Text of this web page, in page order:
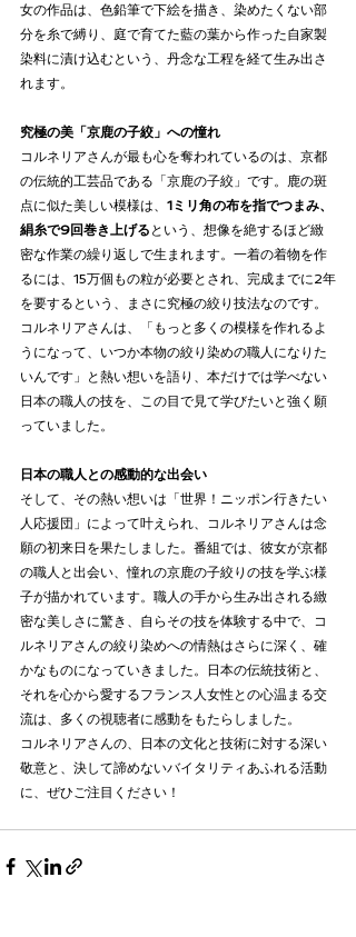
女の作品は、色鉛筆で下絵を描き、染めたくない部
分を糸で縛り、庭で育てた藍の葉から作った自家製
染料に漬け込むという、丹念な工程を経て生み出さ
れます。
究極の美「京鹿の子絞」への憧れ
コルネリアさんが最も心を奪われているのは、京都
の伝統的工芸品である「京鹿の子絞」です。鹿の斑
点に似た美しい模様は、 1ミリ角の布を指でつまみ、
絹糸で9回巻き上げる という、想像を絶するほど緻
密な作業の繰り返しで生まれます。一着の着物を作
るには、15万個もの粒が必要とされ、完成までに2年
を要するという、まさに究極の絞り技法なのです。
コルネリアさんは、「もっと多くの模様を作れるよ
うになって、いつか本物の絞り染めの職人になりた
いんです」と熱い想いを語り、本だけでは学べない
日本の職人の技を、この目で見て学びたいと強く願
っていました。
日本の職人との感動的な出会い
そして、その熱い想いは「世界！ニッポン行きたい
人応援団」によって叶えられ、コルネリアさんは念
願の初来日を果たしました。番組では、彼女が京都
の職人と出会い、憧れの京鹿の子絞りの技を学ぶ様
子が描かれています。職人の手から生み出される緻
密な美しさに驚き、自らその技を体験する中で、コ
ルネリアさんの絞り染めへの情熱はさらに深く、確
かなものになっていきました。日本の伝統技術と、
それを心から愛するフランス人女性との心温まる交
流は、多くの視聴者に感動をもたらしました。
コルネリアさんの、日本の文化と技術に対する深い
敬意と、決して諦めないバイタリティあふれる活動
に、ぜひご注目ください！